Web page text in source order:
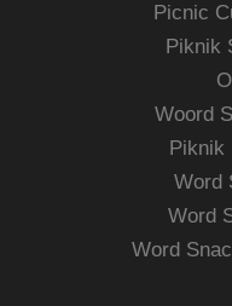
Picnic
Piknik
Woord
Piknik
Word
Word
Word